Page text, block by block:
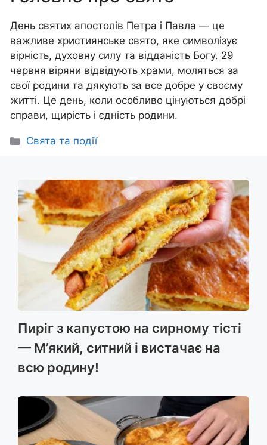
День святих апостолів Петра і Павла — це
важливе християнське свято, яке символізує
вірність, духовну силу та відданість Богу. 29
червня віряни відвідують храми, моляться за
свої родини та дякують за все добре у своєму
житті. Це день, коли особливо цінуються добрі
справи, щирість і єдність родини.
Категорії
Свята та події
Пиріг з капустою на сирному тісті
— М’який, ситний і вистачає на
всю родину!